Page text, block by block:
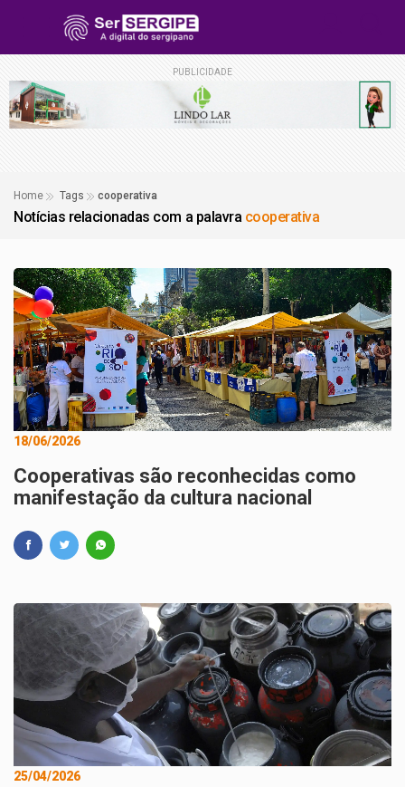
PUBLICIDADE
Home Tags cooperativa
Notícias relacionadas com a palavra cooperativa
18/06/2026
Cooperativas são reconhecidas como
manifestação da cultura nacional
25/04/2026